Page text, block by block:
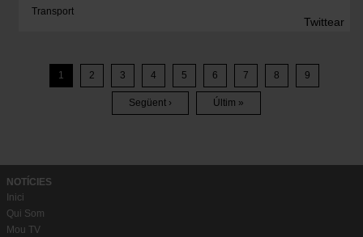
Transport
Twittear
Paginació
1 Pàgina
2 Pàgina
3 Pàgina
4 Pàgina
5 Pàgina
6 Pàgina
7 Pàgina
8 9
Pàgina
Següent ›
Última
Últim »
NOTÍCIES
Inici
Qui Som
Mou TV